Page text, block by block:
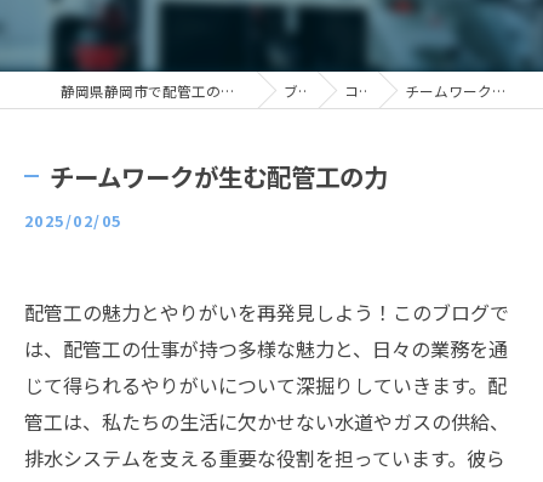
静岡県静岡市で配管工の求人なら有限会社長島設備 ブログ コラム チームワークが生む配管工の力
チームワークが生む配管工の力
2025/02/05
配管工の魅力とやりがいを再発見しよう！このブログで
は、配管工の仕事が持つ多様な魅力と、日々の業務を通
じて得られるやりがいについて深掘りしていきます。配
管工は、私たちの生活に欠かせない水道やガスの供給、
排水システムを支える重要な役割を担っています。彼ら